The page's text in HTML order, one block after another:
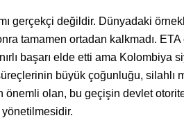
gerçekçi değildir. Dünyadaki
tamamen ortadan kalkmadı.
başarı elde etti ama Kolombiya
büyük çoğunluğu, silahlı
önemli olan, bu geçişin devlet
yönetilmesidir.